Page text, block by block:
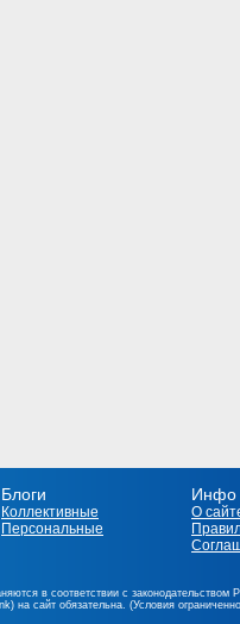
Блоги
Коллективные
Персональные
Инфо
О
в соответствии с
на сайт обязательна. (Условия